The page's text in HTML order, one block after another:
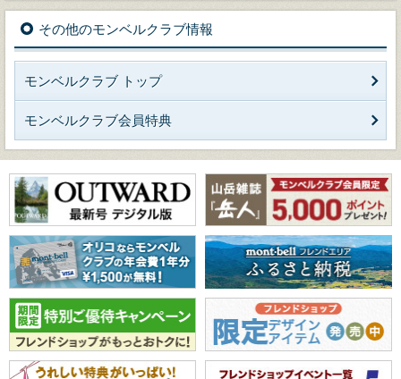
その他のモンベルクラブ情報
モンベルクラブ トップ
モンベルクラブ会員特典